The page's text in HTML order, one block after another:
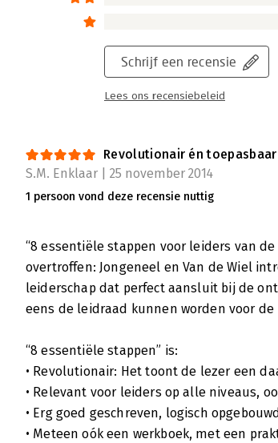
Schrijf een recensie
Lees ons recensiebeleid
Revolutionair én
S.M. Enklaar | 25 november 2014
1 persoon vond deze recensie nuttig
“8 essentiële stappen voor leiders van
overtroffen: Jongeneel en Van de Wiel
leiderschap dat perfect aansluit bij de
eens de leidraad kunnen worden voor
“8 essentiële stappen” is:
• Revolutionair: Het toont de lezer een
• Relevant voor leiders op alle niveaus,
• Erg goed geschreven, logisch
• Meteen oók een werkboek, met een